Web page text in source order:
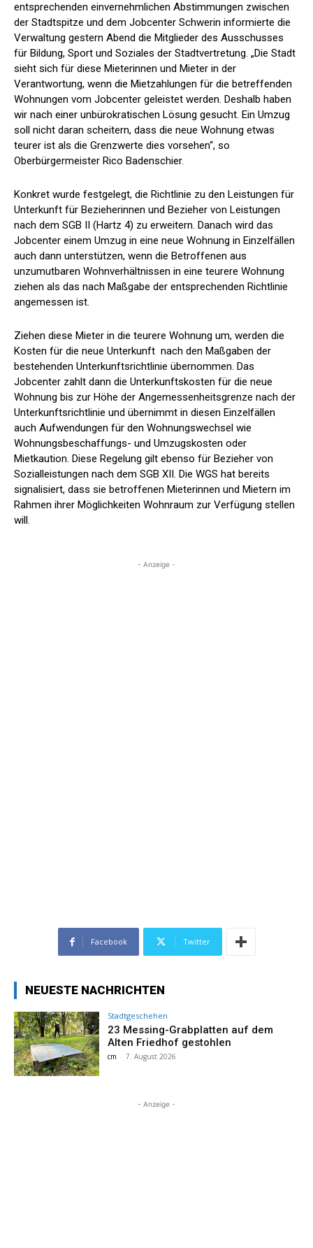
entsprechenden einvernehmlichen Abstimmungen zwischen
der Stadtspitze und dem Jobcenter Schwerin informierte die
Verwaltung gestern Abend die Mitglieder des Ausschusses
für Bildung, Sport und Soziales der Stadtvertretung. „Die Stadt
sieht sich für diese Mieterinnen und Mieter in der
Verantwortung, wenn die Mietzahlungen für die betreffenden
Wohnungen vom Jobcenter geleistet werden. Deshalb haben
wir nach einer unbürokratischen Lösung gesucht. Ein Umzug
soll nicht daran scheitern, dass die neue Wohnung etwas
teurer ist als die Grenzwerte dies vorsehen“, so
Oberbürgermeister Rico Badenschier.
Konkret wurde festgelegt, die Richtlinie zu den Leistungen für
Unterkunft für Bezieherinnen und Bezieher von Leistungen
nach dem SGB II (Hartz 4) zu erweitern. Danach wird das
Jobcenter einem Umzug in eine neue Wohnung in Einzelfällen
auch dann unterstützen, wenn die Betroffenen aus
unzumutbaren Wohnverhältnissen in eine teurere Wohnung
ziehen als das nach Maßgabe der entsprechenden Richtlinie
angemessen ist.
Ziehen diese Mieter in die teurere Wohnung um, werden die
Kosten für die neue Unterkunft nach den Maßgaben der
bestehenden Unterkunftsrichtlinie übernommen. Das
Jobcenter zahlt dann die Unterkunftskosten für die neue
Wohnung bis zur Höhe der Angemessenheitsgrenze nach der
Unterkunftsrichtlinie und übernimmt in diesen Einzelfällen
auch Aufwendungen für den Wohnungswechsel wie
Wohnungsbeschaffungs- und Umzugskosten oder
Mietkaution. Diese Regelung gilt ebenso für Bezieher von
Sozialleistungen nach dem SGB XII. Die WGS hat bereits
signalisiert, dass sie betroffenen Mieterinnen und Mietern im
Rahmen ihrer Möglichkeiten Wohnraum zur Verfügung stellen
will.
- Anzeige -
Facebook Twitter
NEUESTE NACHRICHTEN
Stadtgeschehen
23 Messing-Grabplatten auf dem
Alten Friedhof gestohlen
cm - 7. August 2026
- Anzeige -